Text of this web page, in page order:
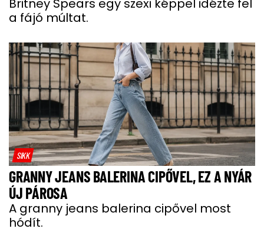
Britney Spears egy szexi képpel idézte fel
a fájó múltat.
SIKK
GRANNY JEANS BALERINA CIPŐVEL, EZ A NYÁR
ÚJ PÁROSA
A granny jeans balerina cipővel most
hódít.